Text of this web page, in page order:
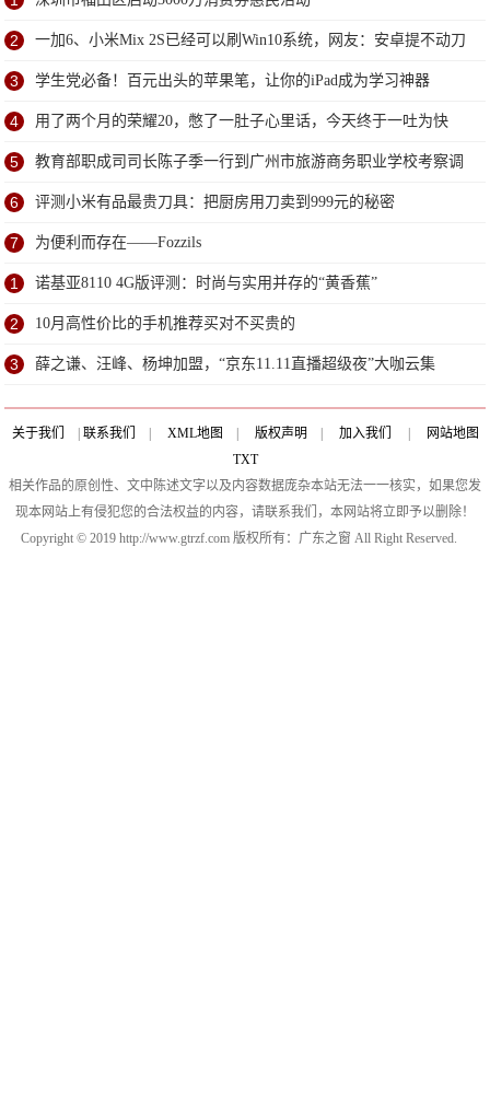
2 一加6、小米Mix 2S已经可以刷Win10系统，网友：安卓提不动刀
了？
3 学生党必备！百元出头的苹果笔，让你的iPad成为学习神器
4 用了两个月的荣耀20，憋了一肚子心里话，今天终于一吐为快
5 教育部职成司司长陈子季一行到广州市旅游商务职业学校考察调
研
6 评测小米有品最贵刀具：把厨房用刀卖到999元的秘密
7 为便利而存在——Fozzils
1 诺基亚8110 4G版评测：时尚与实用并存的“黄香蕉”
2 10月高性价比的手机推荐买对不买贵的
3 薛之谦、汪峰、杨坤加盟，“京东11.11直播超级夜”大咖云集
关于我们 联系我们 XML地图 版权声明 加入我们
网站地图
TXT
相关作品的原创性、文中陈述文字以及内容数据庞杂本站无法一一核实，如果您发
现本网站上有侵犯您的合法权益的内容，请联系我们，本网站将立即予以删除！
Copyright © 2019 http://www.gtrzf.com 版权所有：广东之窗 All Right Reserved.